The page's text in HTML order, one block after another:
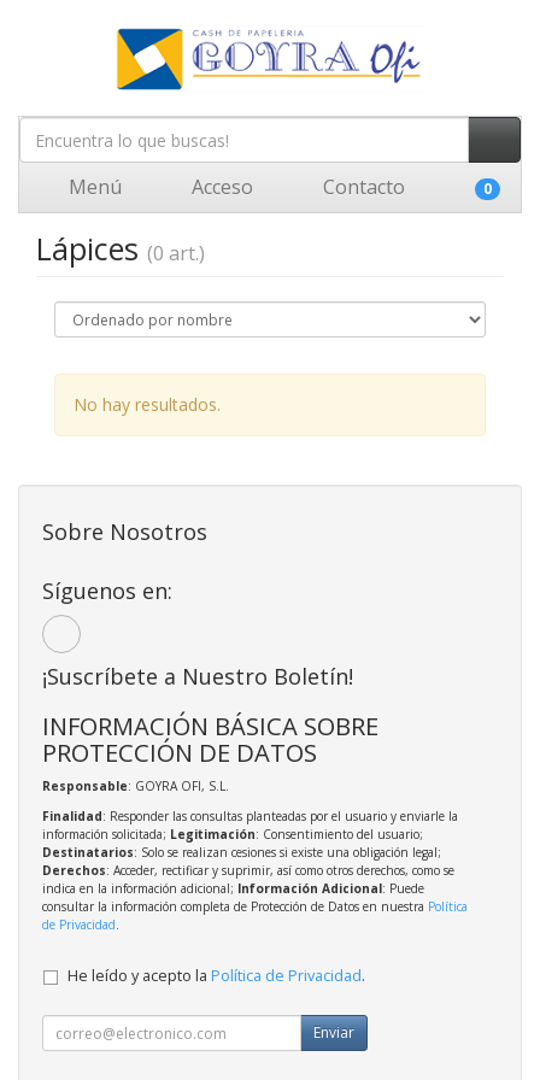
Menú Acceso Contacto 0
Lápices (0 art.)
No hay resultados.
Sobre Nosotros
Síguenos en:
¡Suscríbete a Nuestro Boletín!
INFORMACIÓN BÁSICA SOBRE
PROTECCIÓN DE DATOS
Responsable: GOYRA OFI, S.L.
Finalidad: Responder las consultas planteadas por el usuario y enviarle la
información solicitada; Legitimación: Consentimiento del usuario;
Destinatarios: Solo se realizan cesiones si existe una obligación legal;
Derechos: Acceder, rectificar y suprimir, así como otros derechos, como se
indica en la información adicional; Información Adicional: Puede
consultar la información completa de Protección de Datos en nuestra Política
de Privacidad.
He leído y acepto la Política de Privacidad.
Enviar